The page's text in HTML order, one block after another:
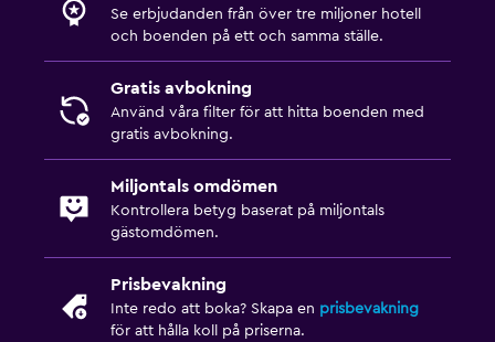
Se erbjudanden från över tre miljoner hotell
och boenden på ett och samma ställe.
Gratis avbokning
Använd våra filter för att hitta boenden med
gratis avbokning.
Miljontals omdömen
Kontrollera betyg baserat på miljontals
gästomdömen.
Prisbevakning
Inte redo att boka? Skapa en prisbevakning
för att hålla koll på priserna.